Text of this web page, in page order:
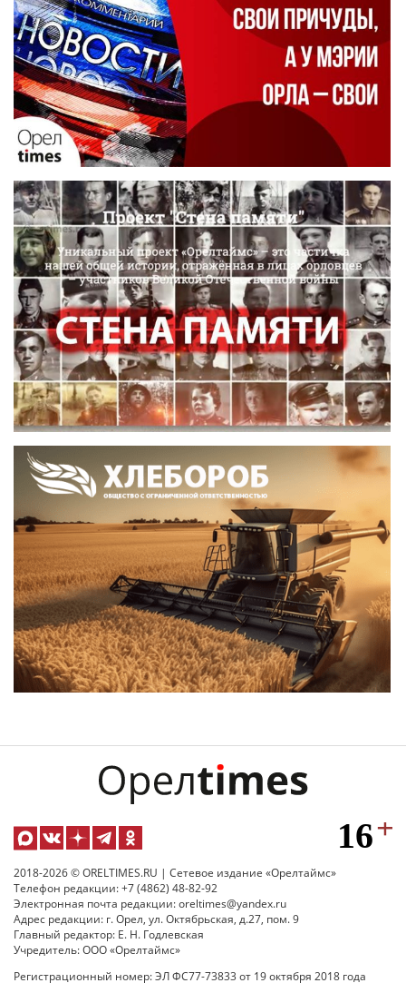
2018-2026 © ORELTIMES.RU | Сетевое издание «Орелтаймс»
Телефон редакции: +7 (4862) 48-82-92
Электронная почта редакции: oreltimes@yandex.ru
Адрес редакции: г. Орел, ул. Октябрьская, д.27, пом. 9
Главный редактор: Е. Н. Годлевская
Учредитель: ООО «Орелтаймс»
Регистрационный номер: ЭЛ ФС77-73833 от 19 октября 2018 года